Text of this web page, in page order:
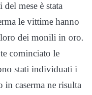
mese è stata
le vittime hanno
loro dei monili in oro.
cominciato le
stati individuati i
in caserma ne risulta